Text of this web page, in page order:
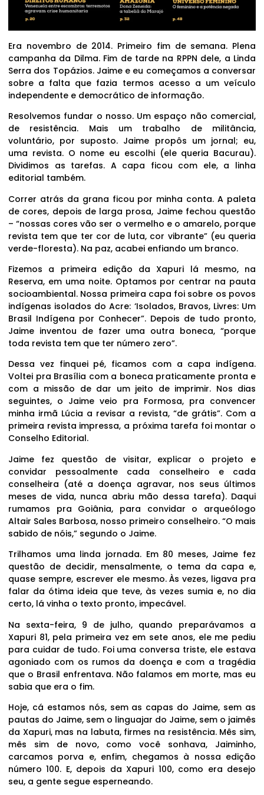
Era novembro de 2014. Primeiro fim de semana. Plena
campanha da Dilma. Fim de tarde na RPPN dele, a Linda
Serra dos Topázios. Jaime e eu começamos a conversar
sobre a falta que fazia termos acesso a um veículo
independente e democrático de informação.
Resolvemos fundar o nosso. Um espaço não comercial,
de resistência. Mais um trabalho de militância,
voluntário, por suposto. Jaime propôs um jornal; eu,
uma revista. O nome eu escolhi (ele queria Bacurau).
Dividimos as tarefas. A capa ficou com ele, a linha
editorial também.
Correr atrás da grana ficou por minha conta. A paleta
de cores, depois de larga prosa, Jaime fechou questão
– “nossas cores vão ser o vermelho e o amarelo, porque
revista tem que ter cor de luta, cor vibrante” (eu queria
verde-floresta). Na paz, acabei enfiando um branco.
Fizemos a primeira edição da Xapuri lá mesmo, na
Reserva, em uma noite. Optamos por centrar na pauta
socioambiental. Nossa primeira capa foi sobre os povos
indígenas isolados do Acre: ‘Isolados, Bravos, Livres: Um
Brasil Indígena por Conhecer”. Depois de tudo pronto,
Jaime inventou de fazer uma outra boneca, “porque
toda revista tem que ter número zero”.
Dessa vez finquei pé, ficamos com a capa indígena.
Voltei pra Brasília com a boneca praticamente pronta e
com a missão de dar um jeito de imprimir. Nos dias
seguintes, o Jaime veio pra Formosa, pra convencer
minha irmã Lúcia a revisar a revista, “de grátis”. Com a
primeira revista impressa, a próxima tarefa foi montar o
Conselho Editorial.
Jaime fez questão de visitar, explicar o projeto e
convidar pessoalmente cada conselheiro e cada
conselheira (até a doença agravar, nos seus últimos
meses de vida, nunca abriu mão dessa tarefa). Daqui
rumamos pra Goiânia, para convidar o arqueólogo
Altair Sales Barbosa, nosso primeiro conselheiro. “O mais
sabido de nóis,” segundo o Jaime.
Trilhamos uma linda jornada. Em 80 meses, Jaime fez
questão de decidir, mensalmente, o tema da capa e,
quase sempre, escrever ele mesmo. Às vezes, ligava pra
falar da ótima ideia que teve, às vezes sumia e, no dia
certo, lá vinha o texto pronto, impecável.
Na sexta-feira, 9 de julho, quando preparávamos a
Xapuri 81, pela primeira vez em sete anos, ele me pediu
para cuidar de tudo. Foi uma conversa triste, ele estava
agoniado com os rumos da doença e com a tragédia
que o Brasil enfrentava. Não falamos em morte, mas eu
sabia que era o fim.
Hoje, cá estamos nós, sem as capas do Jaime, sem as
pautas do Jaime, sem o linguajar do Jaime, sem o jaimês
da Xapuri, mas na labuta, firmes na resistência. Mês sim,
mês sim de novo, como você sonhava, Jaiminho,
carcamos porva e, enfim, chegamos à nossa edição
número 100. E, depois da Xapuri 100, como era desejo
seu, a gente segue esperneando.